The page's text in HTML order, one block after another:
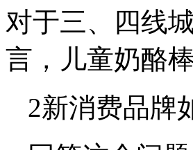
对于三、四线
言，儿童奶酪
2新消费品牌